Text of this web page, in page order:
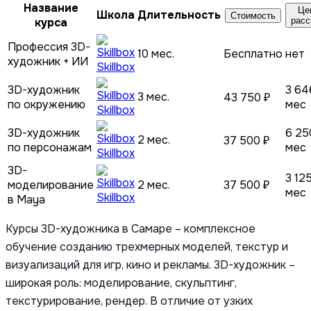
Название
курса
Школа Длительность Стоимость
Профессия 3D-
художник + ИИ
Skillbox
10 мес. Бесплатно нет
3D-художник
по окружению
Skillbox
3 мес. 43 750 ₽
3
мес
3D-художник
по персонажам Skillbox
2 мес. 37 500 ₽
6
мес
3D-
моделирование
в Maya
Skillbox
2 мес. 37 500 ₽
3
мес
Курсы 3D-художника в Самаре – комплексное
обучение созданию трехмерных моделей, текстур и
визуализаций для игр, кино и рекламы. 3D-художник –
широкая роль: моделирование, скульптинг,
текстурирование, рендер. В отличие от узких